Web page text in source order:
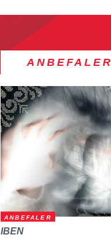
ANBEFALER
ANBEFALER
IBEN